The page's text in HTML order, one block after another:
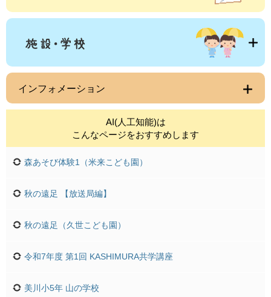
インフォメーション
AI(人工知能)は
こんなページをおすすめします
森あそび体験1（米来こども園）
秋の遠足 【放送局編】
秋の遠足（久世こども園）
令和7年度 第1回 KASHIMURA共学講座
美川小5年 山の学校